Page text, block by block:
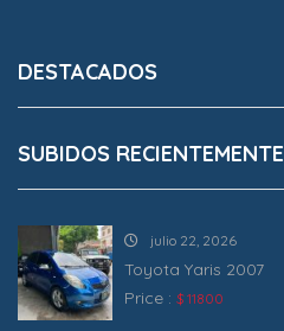
DESTACADOS
SUBIDOS RECIENTEMENTE
julio 22, 2026
Toyota Yaris 2007
Price : $ 11800